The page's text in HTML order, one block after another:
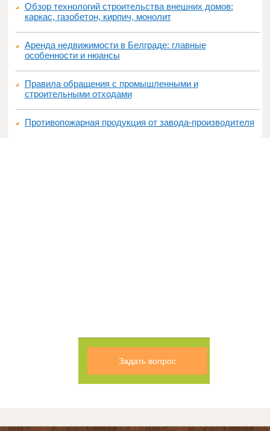
Обзор технологий строительства внешних домов:
каркас, газобетон, кирпич, монолит
Аренда недвижимости в Белграде: главные
особенности и нюансы
Правила обращения с промышленными и
строительными отходами
Противопожарная продукция от завода-производителя
Задать вопрос